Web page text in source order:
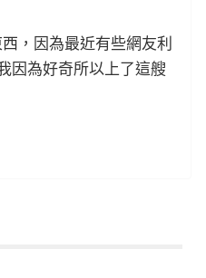
，因為最近有些網友利
因為好奇所以上了這艘